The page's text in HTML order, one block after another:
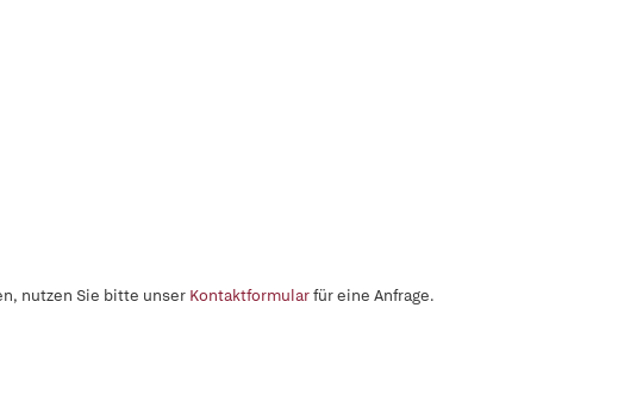
nutzen Sie bitte unser Kontaktformularfür eine Anfrage.